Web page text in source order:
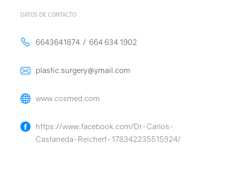
DATOS DE CONTACTO
6643641874 / 664 634 1902
plastic.surgery@ymail.com
www.cosmed.com
https://www.facebook.com/Dr-Carlos-
Castaneda-Reichert-178342235515924/